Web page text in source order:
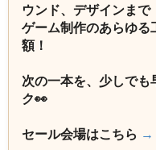
ウンド、デザインまで
ゲーム制作のあらゆる
額！
次の一本を、少しでも
ク👀
セール会場はこちら →